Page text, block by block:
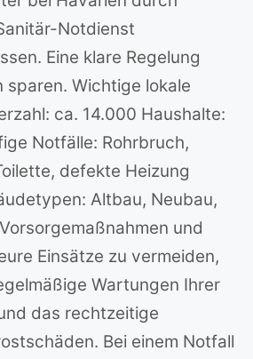
Notdienst
Eine klare Regelung
sparen. Wichtige lokale
ca. 14.000 Haushalte:
Notfälle: Rohrbruch,
defekte Heizung
Altbau, Neubau,
und
Einsätze zu vermeiden,
Wartungen Ihrer
das rechtzeitige
Bei einem Notfall